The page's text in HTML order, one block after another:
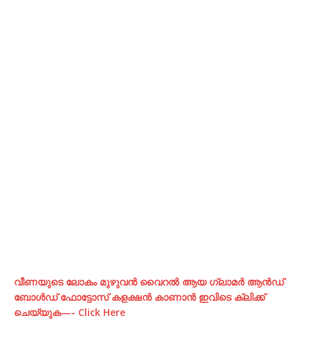
വീണയുടെ ലോകം മുഴുവന്‍ വൈറല്‍ ആയ ഗ്ലാമര്‍ ആന്‍ഡ്‌
ബോള്‍ഡ് ഫോട്ടോസ് കളക്ഷന്‍ കാണാന്‍ ഇവിടെ ക്ലിക്ക്
ചെയ്യുക—- Click Here